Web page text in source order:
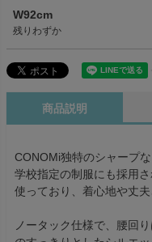
W92cm
残りわずか
商品説明
CONOMi独特のシャープ
学校指定の制服にも採用
使っており、着心地や丈夫
ノータック仕様で、腰回